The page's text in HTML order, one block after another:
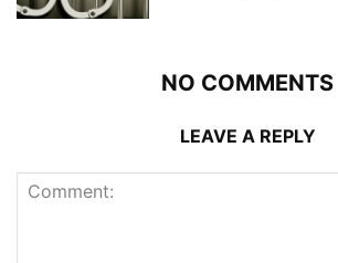
NO COMMENTS
LEAVE A REPLY